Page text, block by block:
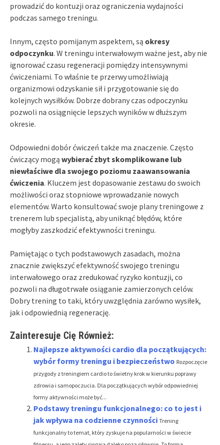
prowadzić do kontuzji oraz ograniczenia wydajności
podczas samego treningu.
Innym, często pomijanym aspektem, są okresy
odpoczynku. W treningu interwałowym ważne jest, aby nie
ignorować czasu regeneracji pomiędzy intensywnymi
ćwiczeniami. To właśnie te przerwy umożliwiają
organizmowi odzyskanie sił i przygotowanie się do
kolejnych wysiłków. Dobrze dobrany czas odpoczynku
pozwoli na osiągnięcie lepszych wyników w dłuższym
okresie.
Odpowiedni dobór ćwiczeń także ma znaczenie. Często
ćwiczący mogą wybierać zbyt skomplikowane lub
niewłaściwe dla swojego poziomu zaawansowania
ćwiczenia. Kluczem jest dopasowanie zestawu do swoich
możliwości oraz stopniowe wprowadzanie nowych
elementów. Warto konsultować swoje plany treningowe z
trenerem lub specjalistą, aby uniknąć błędów, które
mogłyby zaszkodzić efektywności treningu.
Pamiętając o tych podstawowych zasadach, można
znacznie zwiększyć efektywność swojego treningu
interwałowego oraz zredukować ryzyko kontuzji, co
pozwoli na długotrwałe osiąganie zamierzonych celów.
Dobry trening to taki, który uwzględnia zarówno wysiłek,
jak i odpowiednią regenerację.
Zainteresuje Cię Również:
Najlepsze aktywności cardio dla początkujących:
wybór formy treningu i bezpieczeństwo Rozpoczęcie
przygody z treningiem cardio to świetny krok w kierunku poprawy
zdrowia i samopoczucia. Dla początkujących wybór odpowiedniej
formy aktywności może być...
Podstawy treningu funkcjonalnego: co to jest i
jak wpływa na codzienne czynności Trening
funkcjonalny to temat, który zyskuje na popularności w świecie